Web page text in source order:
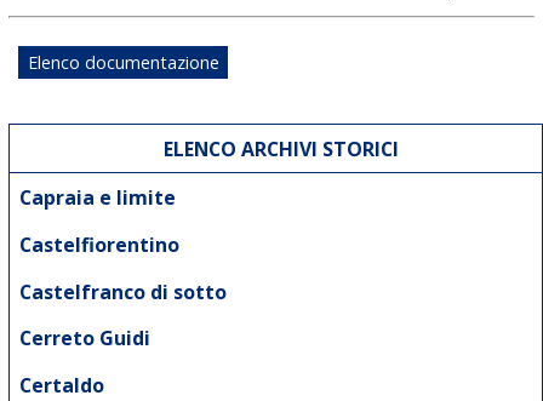
Elenco documentazione
ELENCO ARCHIVI STORICI
Capraia e limite
Castelfiorentino
Castelfranco di sotto
Cerreto Guidi
Certaldo